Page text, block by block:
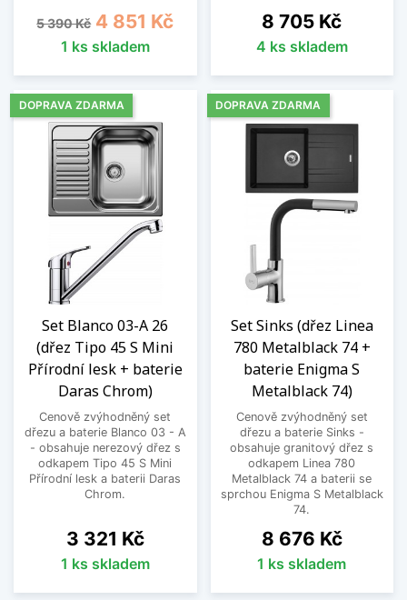
Běžná cena
5 390 Kč Cena
4 851 Kč
1 ks skladem
Cena
8 705 Kč
4 ks skladem
Set Blanco 03-A 26
(dřez Tipo 45 S Mini
Přírodní lesk + baterie
Daras Chrom)
Cenově zvýhodněný set
dřezu a baterie Blanco 03 - A
- obsahuje nerezový dřez s
odkapem Tipo 45 S Mini
Přírodní lesk a baterii Daras
Chrom.
Cena
3 321 Kč
1 ks skladem
DOPRAVA ZDARMA
Set Sinks (dřez Linea
780 Metalblack 74 +
baterie Enigma S
Metalblack 74)
Cenově zvýhodněný set
dřezu a baterie Sinks -
obsahuje granitový dřez s
odkapem Linea 780
Metalblack 74 a baterii se
sprchou Enigma S Metalblack
74.
Cena
8 676 Kč
1 ks skladem
DOPRAVA ZDARMA